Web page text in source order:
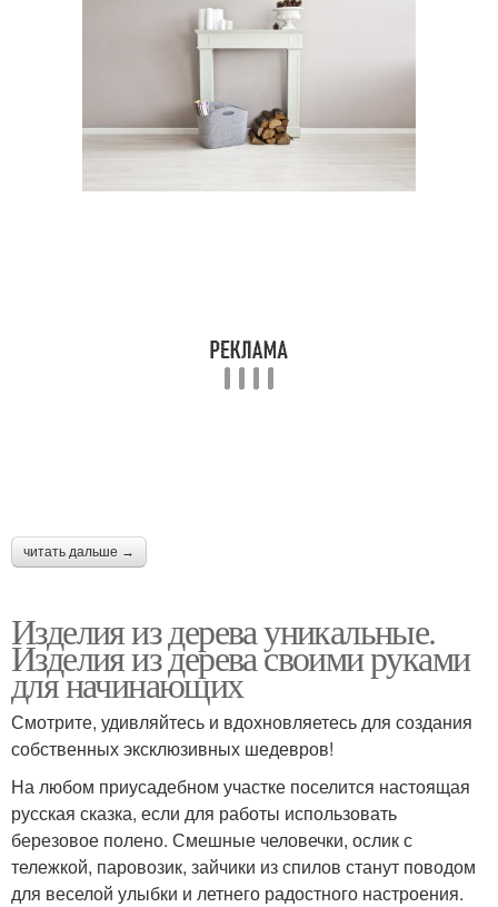
читать дальше →
Изделия из дерева уникальные.
Изделия из дерева своими руками
для начинающих
Смотрите, удивляйтесь и вдохновляетесь для создания
собственных эксклюзивных шедевров!
На любом приусадебном участке поселится настоящая
русская сказка, если для работы использовать
березовое полено. Смешные человечки, ослик с
тележкой, паровозик, зайчики из спилов станут поводом
для веселой улыбки и летнего радостного настроения.